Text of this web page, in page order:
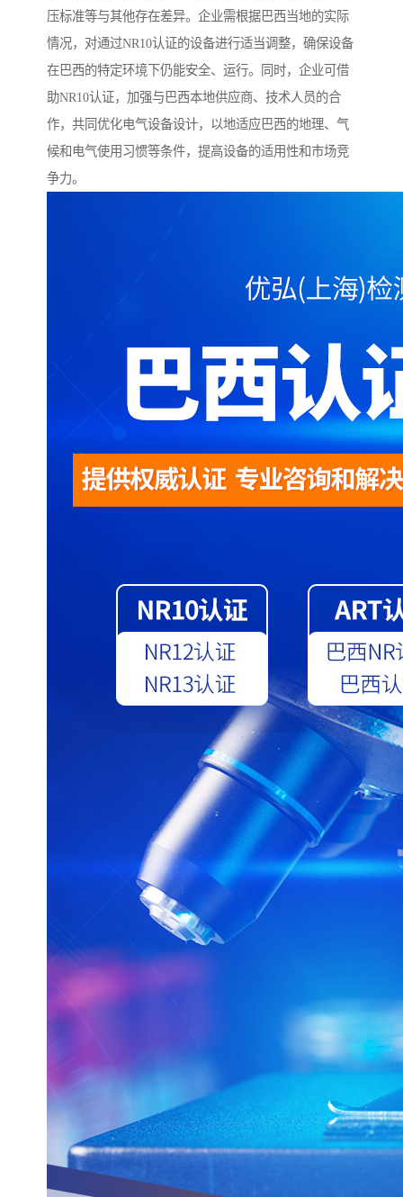
压标准等与其他存在差异。企业需根据巴西当地的实际
情况，对通过NR10认证的设备进行适当调整，确保设备
在巴西的特定环境下仍能安全、运行。同时，企业可借
助NR10认证，加强与巴西本地供应商、技术人员的合
作，共同优化电气设备设计，以地适应巴西的地理、气
候和电气使用习惯等条件，提高设备的适用性和市场竞
争力。